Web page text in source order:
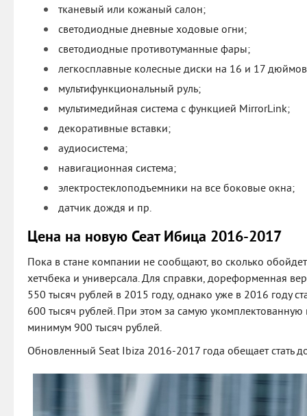
тканевый или кожаный салон;
светодиодные дневные ходовые огни;
светодиодные противотуманные фары;
легкосплавные колесные диски на 16 и 17
мультифункциональный руль;
мультимедийная система с функцией MirrorLink;
декоративные вставки;
аудиосистема;
навигационная система;
электростеклоподъемники на все боковые окна;
датчик дождя и пр.
Цена на новую Сеат Ибица 2016-2017
Пока в стане компании не сообщают, во сколько
хетчбека и универсала. Для справки, дореформенная
550 тысяч рублей в 2015 году, однако уже в 2016 году
600 тысяч рублей. При этом за самую укомплектованную
минимум 900 тысяч рублей.
Обновленный Seat Ibiza 2016-2017 года обещает стать